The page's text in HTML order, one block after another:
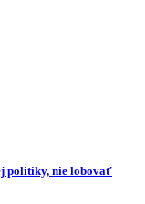
politiky, nie lobovať